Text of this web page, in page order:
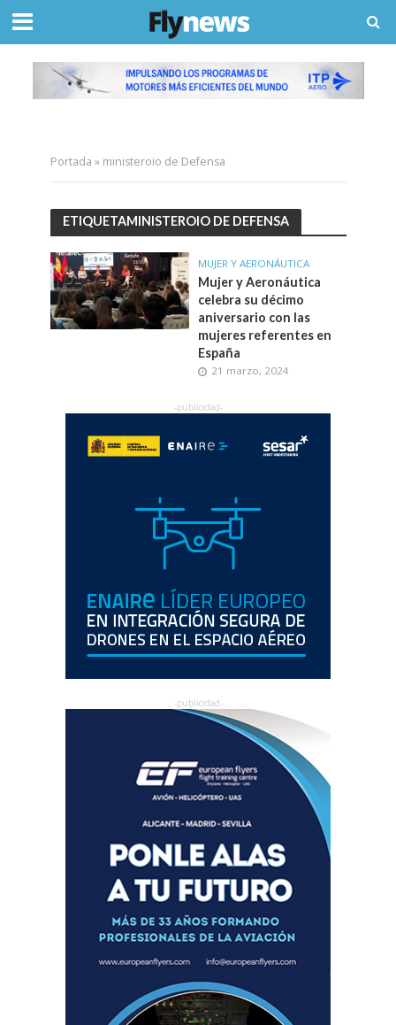
Portada » ministeroio de Defensa
ETIQUETAMINISTEROIO DE DEFENSA
MUJER Y AERONÁUTICA
Mujer y Aeronáutica
celebra su décimo
aniversario con las
mujeres referentes en
España
21 marzo, 2024